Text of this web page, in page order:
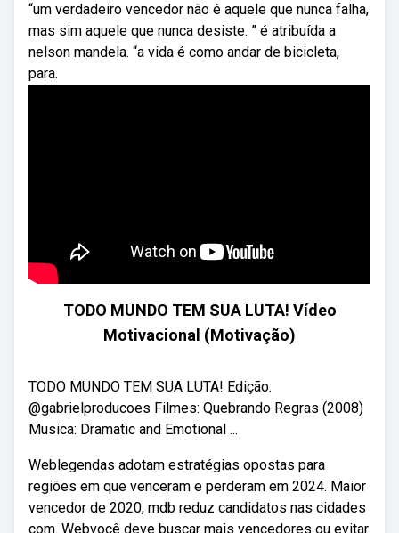
“um verdadeiro vencedor não é aquele que nunca falha,
mas sim aquele que nunca desiste. ” é atribuída a
nelson mandela. “a vida é como andar de bicicleta,
para.
TODO MUNDO TEM SUA LUTA! Vídeo
Motivacional (Motivação)
TODO MUNDO TEM SUA LUTA! Edição:
@gabrielproducoes Filmes: Quebrando Regras (2008)
Musica: Dramatic and Emotional ...
Weblegendas adotam estratégias opostas para
regiões em que venceram e perderam em 2024. Maior
vencedor de 2020, mdb reduz candidatos nas cidades
com. Webvocê deve buscar mais vencedores ou evitar